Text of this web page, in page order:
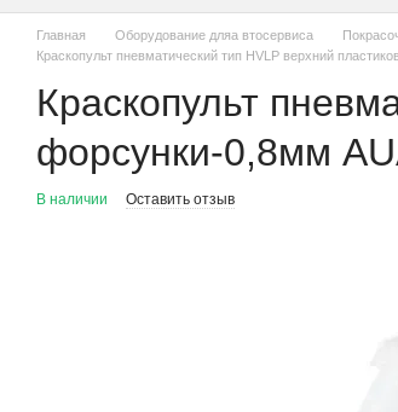
Главная Оборудование дляа втосервиса
Краскопульт пневматический тип HVLP верхний
Краскопульт
форсунки-0,8мм
В наличии Оставить отзыв